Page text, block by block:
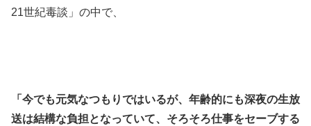
21世紀毒談」の中で、
「今でも元気なつもりではいるが、年齢的にも深夜の生放
送は結構な負担となっていて、そろそろ仕事をセーブする